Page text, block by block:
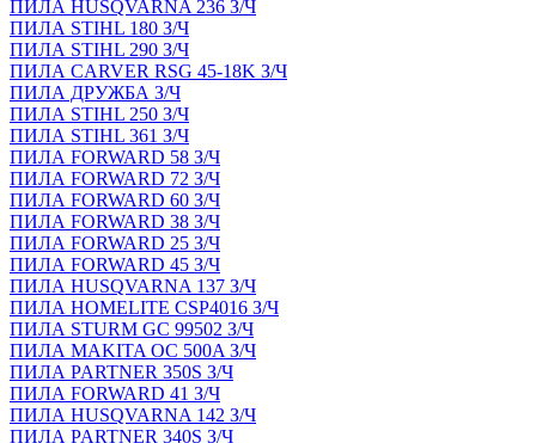
ПИЛА HUSQVARNA 236 З/Ч
ПИЛА STIHL 180 З/Ч
ПИЛА STIHL 290 З/Ч
ПИЛА CARVER RSG 45-18K З/Ч
ПИЛА ДРУЖБА З/Ч
ПИЛА STIHL 250 З/Ч
ПИЛА STIHL 361 З/Ч
ПИЛА FORWARD 58 З/Ч
ПИЛА FORWARD 72 З/Ч
ПИЛА FORWARD 60 З/Ч
ПИЛА FORWARD 38 З/Ч
ПИЛА FORWARD 25 З/Ч
ПИЛА FORWARD 45 З/Ч
ПИЛА HUSQVARNA 137 З/Ч
ПИЛА HOMELITE CSP4016 З/Ч
ПИЛА STURM GC 99502 З/Ч
ПИЛА MAKITA OC 500A З/Ч
ПИЛА PARTNER 350S З/Ч
ПИЛА FORWARD 41 З/Ч
ПИЛА HUSQVARNA 142 З/Ч
ПИЛА PARTNER 340S З/Ч